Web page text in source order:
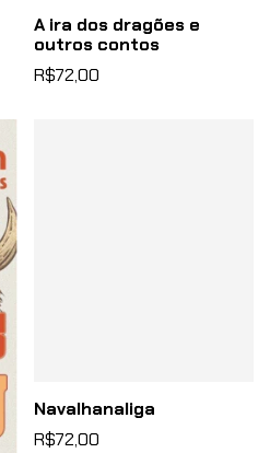
A ira dos dragões e
outros contos
R$72,00
Navalhanaliga
R$72,00